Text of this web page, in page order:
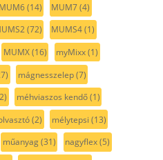
MUM6(14) MUM7(4)
(72) MUMS4(1)
MUMX(16) myMixx(1)
mágnesszelep(7)
méhviaszos kendő(1)
(2) mélytepsi (13)
műanyag(31) nagyflex(5)